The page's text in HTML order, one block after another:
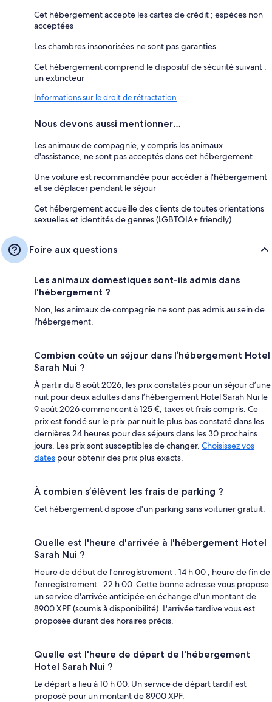
Cet hébergement accepte les cartes de crédit ; espèces non
acceptées
Les chambres insonorisées ne sont pas garanties
Cet hébergement comprend le dispositif de sécurité suivant :
un extincteur
Informations sur le droit de rétractation
Nous devons aussi mentionner…
Les animaux de compagnie, y compris les animaux
d'assistance, ne sont pas acceptés dans cet hébergement
Une voiture est recommandée pour accéder à l'hébergement
et se déplacer pendant le séjour
Cet hébergement accueille des clients de toutes orientations
sexuelles et identités de genres (LGBTQIA+ friendly)
Foire aux questions
Les animaux domestiques sont-ils admis dans
l'hébergement ?
Non, les animaux de compagnie ne sont pas admis au sein de
l'hébergement.
Combien coûte un séjour dans l’hébergement Hotel
Sarah Nui ?
À partir du 8 août 2026, les prix constatés pour un séjour d’une
nuit pour deux adultes dans l’hébergement Hotel Sarah Nui le
9 août 2026 commencent à 125 €, taxes et frais compris. Ce
prix est fondé sur le prix par nuit le plus bas constaté dans les
dernières 24 heures pour des séjours dans les 30 prochains
jours. Les prix sont susceptibles de changer. Choisissez vos
dates pour obtenir des prix plus exacts.
À combien s’élèvent les frais de parking ?
Cet hébergement dispose d'un parking sans voiturier gratuit.
Quelle est l'heure d'arrivée à l'hébergement Hotel
Sarah Nui ?
Heure de début de l'enregistrement : 14 h 00 ; heure de fin de
l'enregistrement : 22 h 00. Cette bonne adresse vous propose
un service d'arrivée anticipée en échange d'un montant de
8900 XPF (soumis à disponibilité). L'arrivée tardive vous est
proposée durant des horaires précis.
Quelle est l'heure de départ de l'hébergement
Hotel Sarah Nui ?
Le départ a lieu à 10 h 00. Un service de départ tardif est
proposé pour un montant de 8900 XPF.